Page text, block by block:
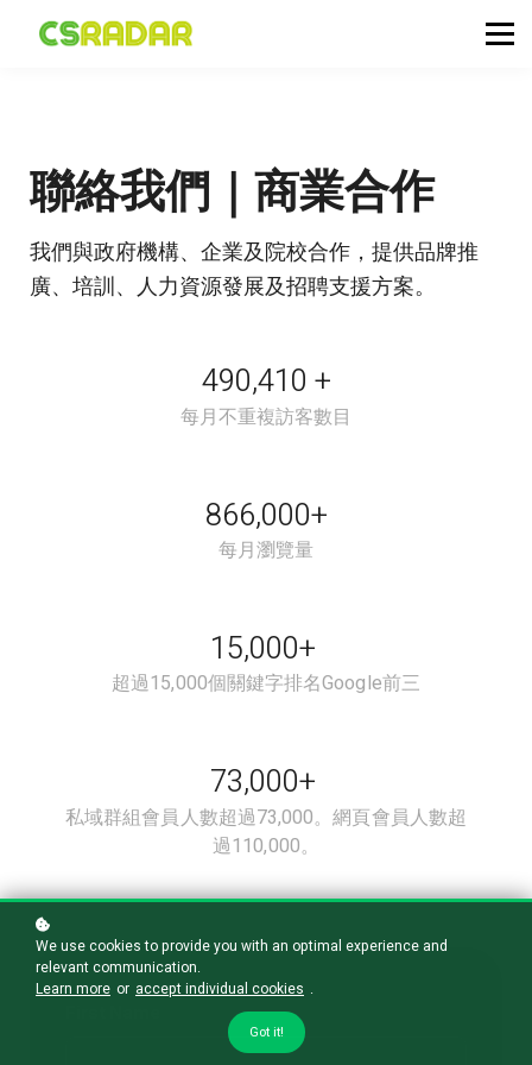
公務員投考資訊
會員登入／註冊
聯絡我們｜商業合作
我們與政府機構、企業及院校合作，提供品牌推
廣、培訓、人力資源發展及招聘支援方案。
490,410 +
每月不重複訪客數目
866,000+
每月瀏覽量
15,000+
超過15,000個關鍵字排名Google前三
73,000+
私域群組會員人數超過73,000。網頁會員人數超
過110,000。
We use cookies to provide you with an optimal experience and
relevant communication.
Learn more or accept individual cookies .
Got it!